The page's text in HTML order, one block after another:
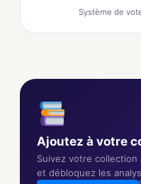
Système de
Ajoutez à votre
Suivez votre collection
et débloquez les